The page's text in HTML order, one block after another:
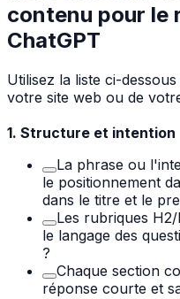
contenu pour le
ChatGPT
Utilisez la liste ci-
votre site web ou de
1. Structure et intention
La phrase ou
le positionnement
dans le titre et le
Les rubriques
le langage des
?
Chaque section
réponse courte et